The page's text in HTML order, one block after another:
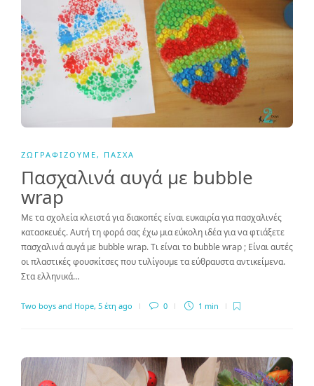
ΖΩΓΡΑΦΊΖΟΥΜΕ , ΠΆΣΧΑ
Πασχαλινά αυγά με bubble
wrap
Με τα σχολεία κλειστά για διακοπές είναι ευκαιρία για πασχαλινές
κατασκευές. Αυτή τη φορά σας έχω μια εύκολη ιδέα για να φτιάξετε
πασχαλινά αυγά με bubble wrap. Τι είναι το bubble wrap ; Είναι αυτές
οι πλαστικές φουσκίτσες που τυλίγουμε τα εύθραυστα αντικείμενα.
Στα ελληνικά…
Two boys and Hope, 5 έτη ago 0 1 min